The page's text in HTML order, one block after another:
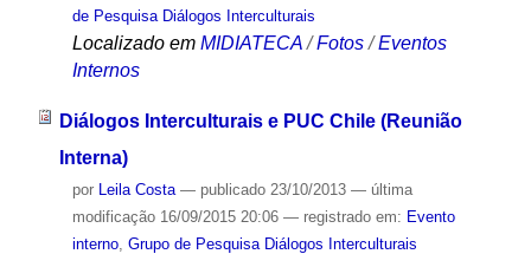
de Pesquisa Diálogos Interculturais
Localizado em MIDIATECA /Fotos /Eventos
Internos
Diálogos Interculturais e PUC Chile (Reunião
Interna)
por Leila Costa — publicado23/10/2013 — última
modificação16/09/2015 20:06 — registrado em: Evento
interno, Grupo de Pesquisa Diálogos Interculturais